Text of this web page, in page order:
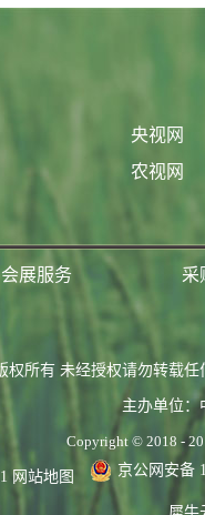
央视网
农视网
会展服务 采
权所有 未经授权请勿转载
主办单位：
Copyright © 2018 -
网站地图 京公网安备